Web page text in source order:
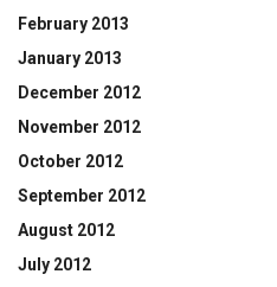
February 2013
January 2013
December 2012
November 2012
October 2012
September 2012
August 2012
July 2012